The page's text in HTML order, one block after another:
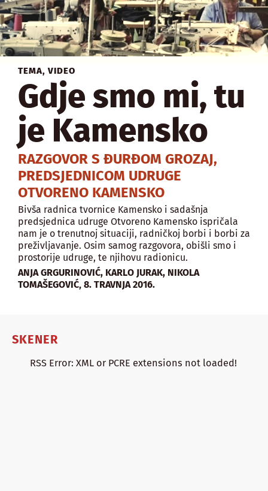
TEMA,VIDEO
Gdje smo mi, tu
je Kamensko
RAZGOVOR S ĐURĐOM GROZAJ,
PREDSJEDNICOM UDRUGE
OTVORENO KAMENSKO
Bivša radnica tvornice Kamensko i sadašnja
predsjednica udruge Otvoreno Kamensko ispričala
nam je o trenutnoj situaciji, radničkoj borbi i borbi za
preživljavanje. Osim samog razgovora, obišli smo i
prostorije udruge, te njihovu radionicu.
ANJA GRGURINOVIĆ, KARLO JURAK, NIKOLA
TOMAŠEGOVIĆ, 8. TRAVNJA 2016.
SKENER
RSS Error: XML or PCRE extensions not loaded!